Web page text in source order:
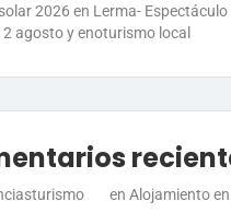
2026 en Lerma-
agosto y enoturismo local
en Alojamiento